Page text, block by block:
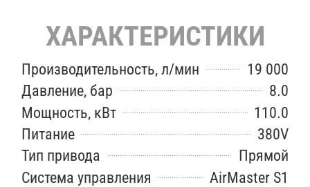
ХАРАКТЕРИСТИКИ
Производительность, л/мин
19 000
Давление, бар
8.0
Мощность, кВт
110.0
Питание
380V
Тип привода
Прямой
Система управления
AirMaster S1